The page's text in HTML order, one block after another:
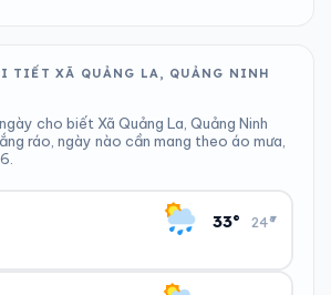
TIẾT XÃ QUẢNG LA, QUẢNG NINH
cho biết Xã Quảng La, Quảng Ninh
ráo, ngày nào cần mang theo áo mưa,
33° 24°
▾